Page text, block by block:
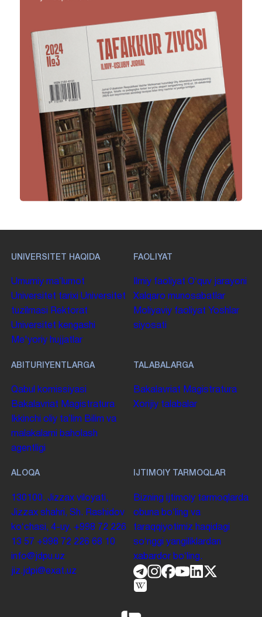
UNIVERSITET HAQIDA
Umumiy maʼlumot
Universitet tarixi Universitet
tuzilmasi
Rektorat
Universitet kengashi
Me'yoriy hujjatlar
FAOLIYAT
Ilmiy faoliyat Oʻquv jarayoni
Xalqaro munosabatlar
Moliyaviy faoliyat Yoshlar
siyosati
ABITURIYENTLARGA
Qabul komissiyasi
Bakalavriat Magistratura
Ikkinchi oliy taʼlim Bilim va
malakalarni baholash
agentligi
TALABALARGA
Bakalavriat Magistratura
Xorijiy talabalar
ALOQA
130100. Jizzax viloyati,
Jizzax shahri, Sh. Rashidov
koʻchasi, 4-uy. +998 72 226
13 57 +998 72 226 68 10
info@jdpu.uz
jiz.jdpi@exat.uz
IJTIMOIY TARMOQLAR
Bizning ijtimoiy tarmoqlarda
obuna boʻling va
taraqqiyotimiz haqidagi
soʻnggi yangiliklardan
xabardor boʻling.